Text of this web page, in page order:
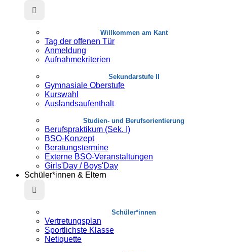
Willkommen am Kant
Tag der offenen Tür
Anmeldung
Aufnahmekriterien
Sekundarstufe II
Gymnasiale Oberstufe
Kurswahl
Auslandsaufenthalt
Studien- und Berufsorientierung
Berufspraktikum (Sek. I)
BSO-Konzept
Beratungstermine
Externe BSO-Veranstaltungen
Girls'Day / Boys'Day
Schüler*innen & Eltern
Schüler*innen
Vertretungsplan
Sportlichste Klasse
Netiquette